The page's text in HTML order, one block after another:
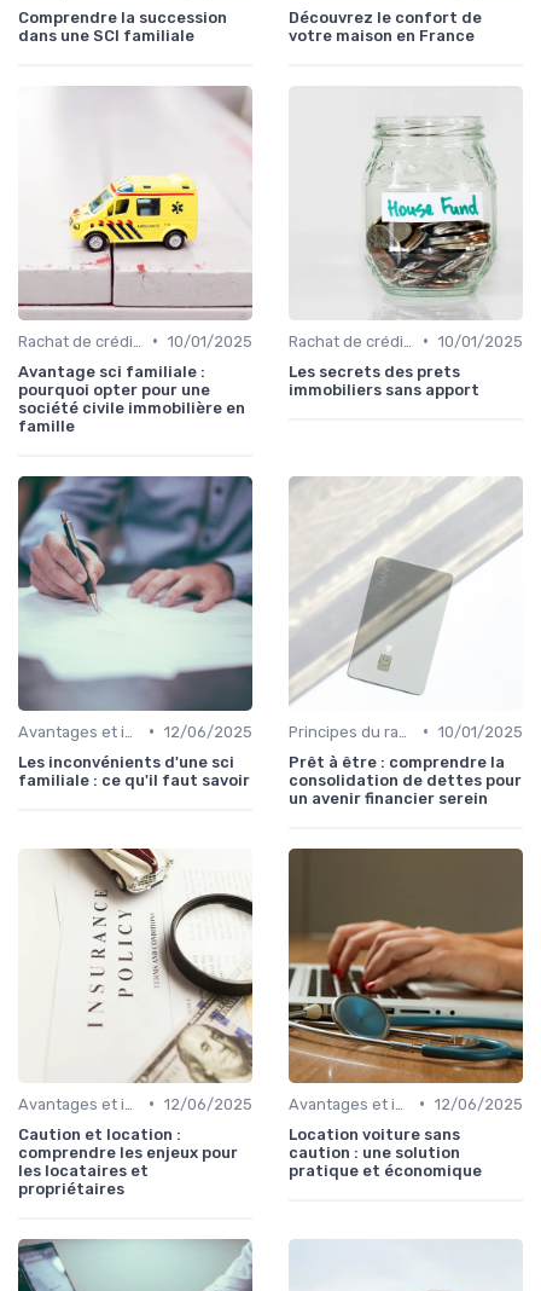
Comprendre la succession
dans une SCI familiale
Découvrez le confort de
votre maison en France
• 10/01/2025
Avantage sci familiale :
pourquoi opter pour une
société civile immobilière en
famille
• 10/01/2025
Les secrets des prets
immobiliers sans apport
• 12/06/2025
Les inconvénients d'une sci
familiale : ce qu'il faut savoir
• 10/01/2025
Prêt à être : comprendre la
consolidation de dettes pour
un avenir financier serein
• 12/06/2025
Caution et location :
comprendre les enjeux pour
les locataires et
propriétaires
• 12/06/2025
Location voiture sans
caution : une solution
pratique et économique